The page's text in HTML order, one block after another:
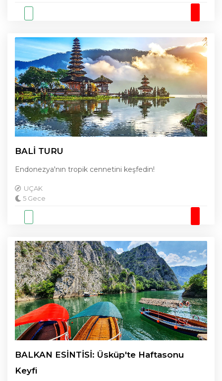
BALİ TURU
Endonezya'nın tropik cennetini keşfedin!
UÇAK
5 Gece
BALKAN ESİNTİSİ: Üsküp'te Haftasonu
Keyfi